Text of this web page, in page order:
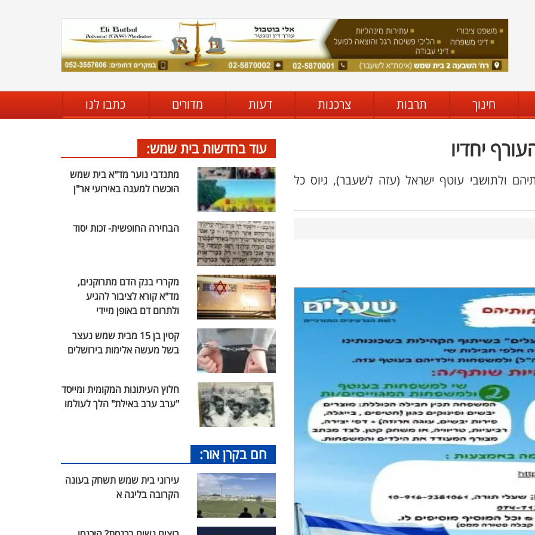
חינוך תרבות צרכנות דעות מדורים כתבו לנו
יחדיו
ולתושבי עוטף ישראל (עזה לשעבר), גיוס כל
עוד בחדשות בית שמש:
מתנדבי נוער מד"א בית שמש
הוכשרו למענה באירועי אר"ן
הבחירה החופשית- זכות יסוד
מקררי בנק הדם מתרוקנים,
מד"א קורא לציבור להגיע
ולתרום דם באופן מיידי
קטין בן 15 מבית שמש נעצר
בשל מעשה אלימות בירושלים
חלוץ העיתונות המקומית ומייסד
"ערב ערב באילת" הלך לעולמו
חם בקרן אור:
עירוני בית שמש תשחק בעונה
הקרובה בליגה א